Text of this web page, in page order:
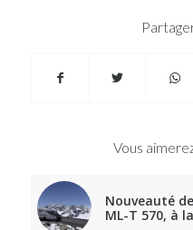
Vous
Nouveauté
ML-T 570, à